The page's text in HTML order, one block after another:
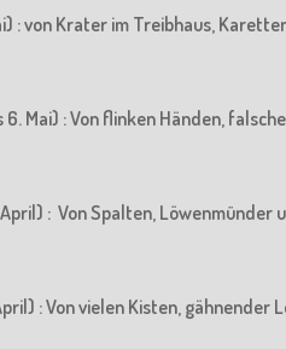
: von Krater im Treibhaus,
6. Mai) : Von flinken Händen,
: Von Spalten, Löwenmünder
: Von vielen Kisten,